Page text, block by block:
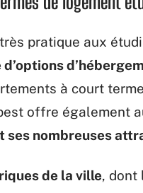
pratique aux
d’options
à court
offre également
ses nombreuses
de la ville, dont